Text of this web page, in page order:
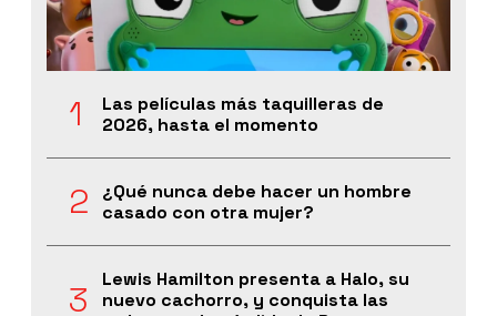
Las películas más taquilleras de
2026, hasta el momento
¿Qué nunca debe hacer un hombre
casado con otra mujer?
Lewis Hamilton presenta a Halo, su
nuevo cachorro, y conquista las